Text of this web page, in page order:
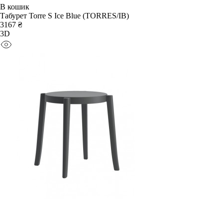
В кошик
Табурет Torre S Ice Blue (TORRES/IB)
3167 ₴
3D